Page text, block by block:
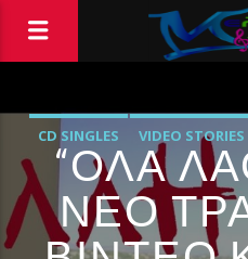
CD SINGLES VIDEO STORIES
“ΌΛΑ
ΝΈΟ